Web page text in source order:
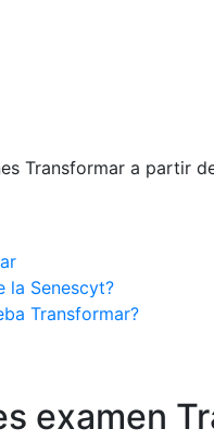
Transformar a partir
la Senescyt?
Transformar?
examen